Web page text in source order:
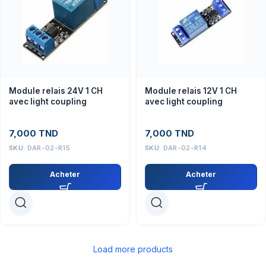
Module relais 24V 1 CH
avec light coupling
7,000 TND
SKU: DAR-02-R15
Acheter
Module relais 12V 1 CH
avec light coupling
7,000 TND
SKU: DAR-02-R14
Acheter
Load more products